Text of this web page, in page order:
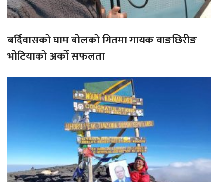
बर्दिवासको घाम बोलको गितमा गायक वाङछिरीङ
भोटियाको अर्को सफलता